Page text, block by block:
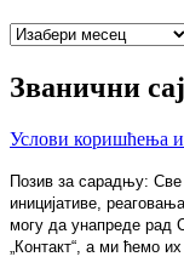
Архива
Званични
Услови коришћења
Позив за сарадњу:
иницијативе,
могу да унапреде
„Контакт“, а ми ћемо